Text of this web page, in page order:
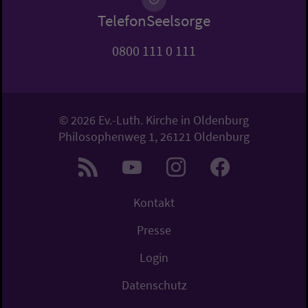
TelefonSeelsorge
0800 111 0 111
© 2026 Ev.-Luth. Kirche in Oldenburg
Philosophenweg 1, 26121 Oldenburg
Kontakt
Presse
Login
Datenschutz